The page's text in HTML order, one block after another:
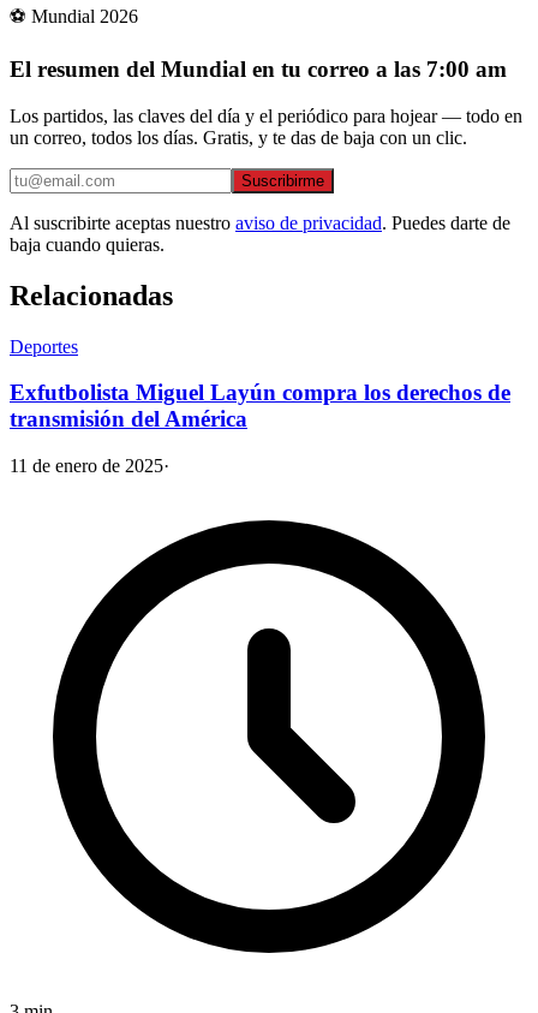
⚽ Mundial 2026
El resumen del Mundial en tu correo a las 7:00 am
Los partidos, las claves del día y el periódico para hojear — todo en
un correo, todos los días. Gratis, y te das de baja con un clic.
Suscribirme
Al suscribirte aceptas nuestro aviso de privacidad. Puedes darte de
baja cuando quieras.
Relacionadas
Deportes
Exfutbolista Miguel Layún compra los derechos de
transmisión del América
11 de enero de 2025·